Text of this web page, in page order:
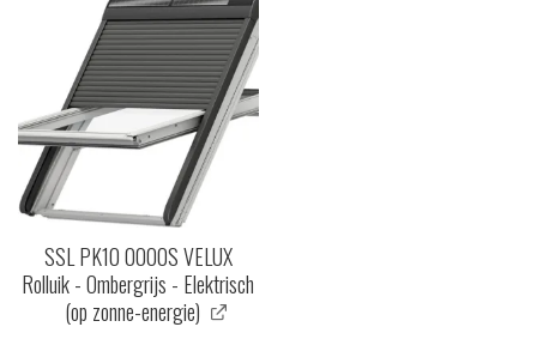
SSL PK10 0000S VELUX
Rolluik - Ombergrijs - Elektrisch
(op zonne-energie)